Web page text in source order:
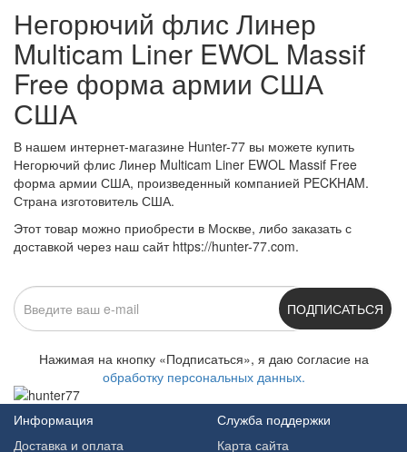
Негорючий флис Линер
Multicam Liner EWOL Massif
Free форма армии США
США
В нашем интернет-магазине Hunter-77 вы можете купить
Негорючий флис Линер Multicam Liner EWOL Massif Free
форма армии США, произведенный компанией PECKHAM.
Страна изготовитель США.
Этот товар можно приобрести в Москве, либо заказать с
доставкой через наш сайт https://hunter-77.com.
ПОДПИСАТЬСЯ
Нажимая на кнопку «Подписаться», я даю cогласие на
обработку персональных данных.
Информация
Доставка и оплата
Служба поддержки
Карта сайта